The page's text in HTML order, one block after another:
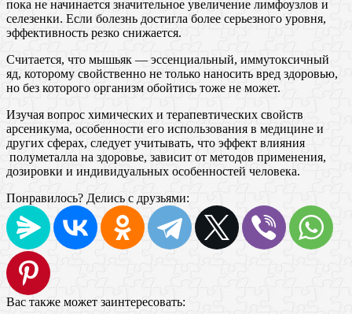
пока не начинается значительное увеличение лимфоузлов и
селезенки. Если болезнь достигла более серьезного уровня,
эффективность резко снижается.
Считается, что мышьяк — эссенциальный, иммутоксичный
яд, которому свойственно не только наносить вред здоровью,
но без которого организм обойтись тоже не может.
Изучая вопрос химических и терапевтических свойств
арсеникума, особенности его использования в медицине и
других сферах, следует учитывать, что эффект влияния
полуметалла на здоровье, зависит от методов применения,
дозировки и индивидуальных особенностей человека.
Понравилось? Делись с друзьями:
Вас также может заинтересовать: